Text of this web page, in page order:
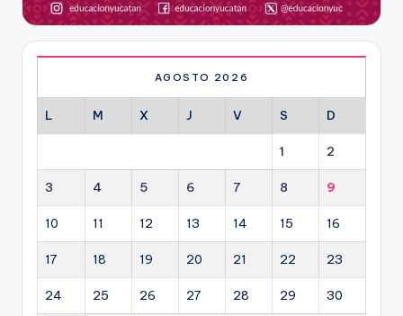
AGOSTO 2026
L M X J V S D
1 2
3 4 5 6 7 8 9
10 11 12 13 14 15 16
17 18 19 20 21 22 23
24 25 26 27 28 29 30